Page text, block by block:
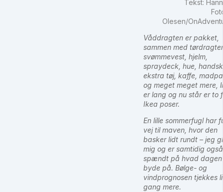
Tekst:
Olesen/
Våddragten er pakket,
sammen med
svømmevest, hjelm,
spraydeck, hue,
ekstra tøj, kaffe,
og meget meget mere,
er lang og nu står er to
Ikea poser.
En lille sommerfugl har
vej til maven, hvor den
basker lidt rundt – jeg
mig og er samtidig også
spændt på hvad dagen
byde på. Bølge- og
vindprognosen tjekkes
gang mere.